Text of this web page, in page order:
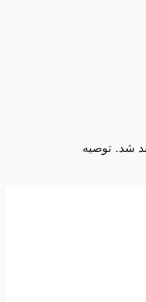
شد. توصیه